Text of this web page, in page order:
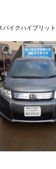
イクハイブリ